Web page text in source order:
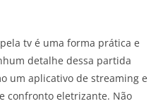
tv é uma forma prática e
detalhe dessa partida
um aplicativo de streaming e
confronto eletrizante. Não